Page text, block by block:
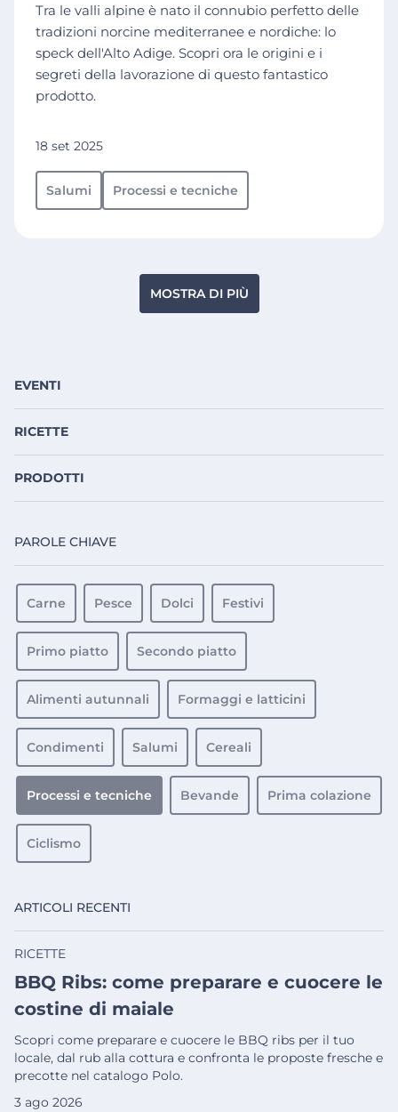
Tra le valli alpine è nato il connubio perfetto delle
tradizioni norcine mediterranee e nordiche: lo
speck dell'Alto Adige. Scopri ora le origini e i
segreti della lavorazione di questo fantastico
prodotto.
18 set 2025
Salumi Processi e tecniche
MOSTRA DI PIÙ
EVENTI
RICETTE
PRODOTTI
PAROLE CHIAVE
Carne Pesce Dolci Festivi
Primo piatto Secondo piatto
Alimenti autunnali Formaggi e latticini
Condimenti Salumi Cereali
Processi e tecniche Bevande Prima colazione
Ciclismo
ARTICOLI RECENTI
RICETTE
BBQ Ribs: come preparare e cuocere le
costine di maiale
Scopri come preparare e cuocere le BBQ ribs per il tuo
locale, dal rub alla cottura e confronta le proposte fresche e
precotte nel catalogo Polo.
3 ago 2026